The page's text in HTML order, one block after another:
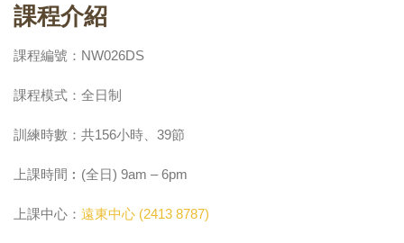
課程介紹
課程編號：NW026DS
課程模式：全日制
訓練時數：共156小時、39節
上課時間︰(全日) 9am – 6pm
上課中心： 遠東中心 (2413 8787)